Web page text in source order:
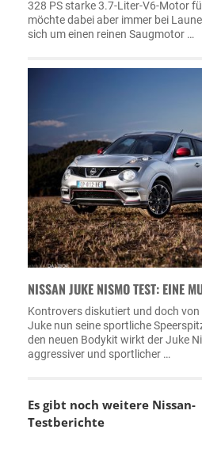
328 PS starke 3.7-Liter-V6-Motor
möchte dabei aber immer bei
sich um einen reinen Saugmotor …
NISSAN JUKE NISMO TEST: EINE
Kontrovers diskutiert und doch von
Juke nun seine sportliche
den neuen Bodykit wirkt der Juke
aggressiver und sportlicher …
Es gibt noch weitere Nissan-
Testberichte